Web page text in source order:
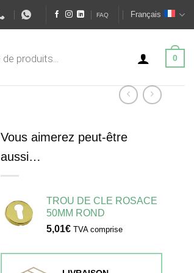
FAQ Français
0
Vous aimerez peut-être
aussi…
TROU DE CLE ROSACE
50MM ROND
5,01€ TVA comprise